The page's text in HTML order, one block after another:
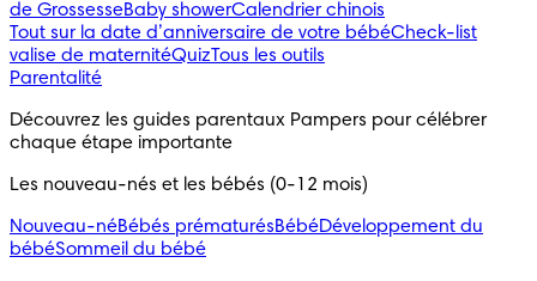
de GrossesseBaby showerCalendrier chinois
Tout sur la date d’anniversaire de votre bébéCheck-list
valise de maternitéQuizTous les outils
Parentalité
Découvrez les guides parentaux Pampers pour célébrer
chaque étape importante
Les nouveau-nés et les bébés (0-12 mois)
Nouveau-néBébés prématurésBébéDéveloppement du
bébéSommeil du bébé